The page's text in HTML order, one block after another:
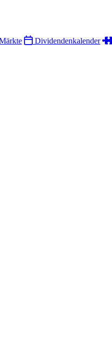
Dividendenkalender